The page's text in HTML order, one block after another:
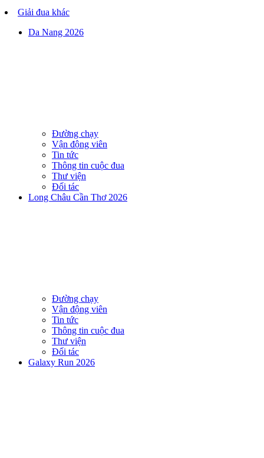
Giải đua khác
Da Nang 2026
Đường chạy
Vận động viên
Tin tức
Thông tin cuộc đua
Thư viện
Đối tác
Long Châu Cần Thơ 2026
Đường chạy
Vận động viên
Tin tức
Thông tin cuộc đua
Thư viện
Đối tác
Galaxy Run 2026